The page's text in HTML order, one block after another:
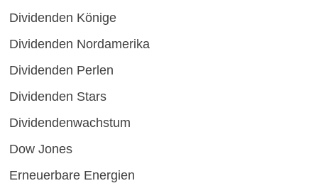
Dividenden Könige
Dividenden Nordamerika
Dividenden Perlen
Dividenden Stars
Dividendenwachstum
Dow Jones
Erneuerbare Energien